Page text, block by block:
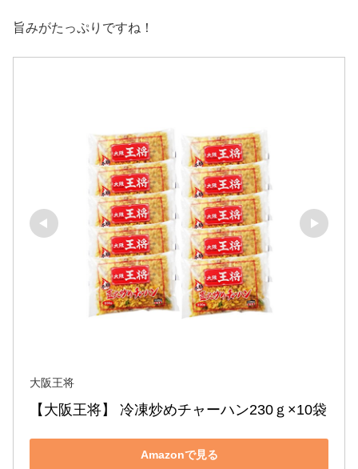
旨みがたっぷりですね！
大阪王将
【大阪王将】 冷凍炒めチャーハン230ｇ×10袋
Amazonで見る